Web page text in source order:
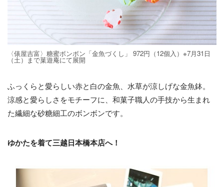
〈俵屋吉富〉糖蜜ボンボン「金魚づくし」 972円（12個入）※7月31日
（土）まで菓遊庵にて展開
ふっくらと愛らしい赤と白の金魚、水草が涼しげな金魚鉢。
涼感と愛らしさをモチーフに、和菓子職人の手技から生まれ
た繊細な砂糖細工のボンボンです。
ゆかたを着て三越日本橋本店へ！